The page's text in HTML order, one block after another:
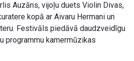
Auzāns, vijoļu duets Violin Divas,
kopā ar Aivaru Hermani un
Festivāls piedāvā daudzveidīgu
programmu kamermūzikas